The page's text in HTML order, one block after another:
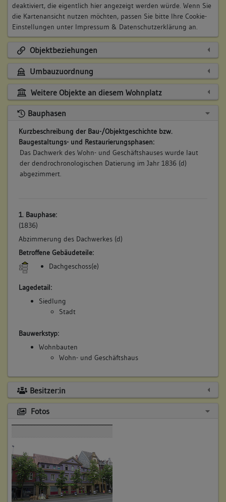
deaktiviert, die eigentlich hier angezeigt werden würde. Wenn Sie
die Kartenansicht nutzen möchten, passen Sie bitte Ihre Cookie-
Einstellungen unter Impressum & Datenschutzerklärung an.
Objektbeziehungen
Umbauzuordnung
Weitere Objekte an diesem Wohnplatz
Bauphasen
Kurzbeschreibung der Bau-/Objektgeschichte bzw.
Baugestaltungs- und Restaurierungsphasen:
Das Dachwerk des Wohn- und Geschäftshauses wurde laut
der dendrochronologischen Datierung im Jahr 1836 (d)
abgezimmert.
1. Bauphase:
(1836)
Abzimmerung des Dachwerkes (d)
Betroffene Gebäudeteile:
Dachgeschoss(e)
Lagedetail:
Siedlung
Stadt
Bauwerkstyp:
Wohnbauten
Wohn- und Geschäftshaus
Besitzer:in
Fotos